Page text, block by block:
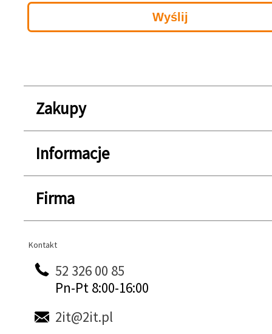
Zakupy
Informacje
Firma
Kontakt
Kontakt
52 326 00 85
Pn-Pt 8:00-16:00
2it@2it.pl